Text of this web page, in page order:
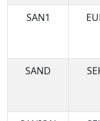
SAN1
SAND